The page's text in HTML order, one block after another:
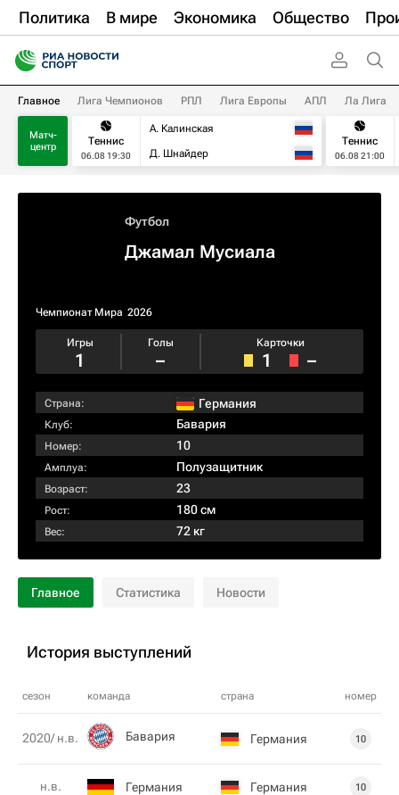
Политика В мире Экономика Общество
Главное Лига Чемпионов РПЛ Лига Европы АПЛ Ла Лига
Матч-
центр
Теннис
06.08 19:30
А. Калинская
Д. Шнайдер
Теннис
06.08 21:00
Футбол
Джамал Мусиала
Чемпионат Мира 2026
Игры
1
Голы
–
Карточки
1 –
Страна: Германия
Клуб: Бавария
Номер: 10
Амплуа: Полузащитник
Возраст: 23
Рост: 180 см
Вес: 72 кг
Главное Статистика Новости
История выступлений
сезон команда страна номер
2020/ н.в. Бавария Германия 10
н.в. Германия Германия 10